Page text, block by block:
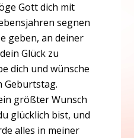
Gott dich mit
segnen
geben, an deiner
Glück zu
dich und wünsche
Geburtstag.
größter Wunsch
glücklich bist, und
alles in meiner